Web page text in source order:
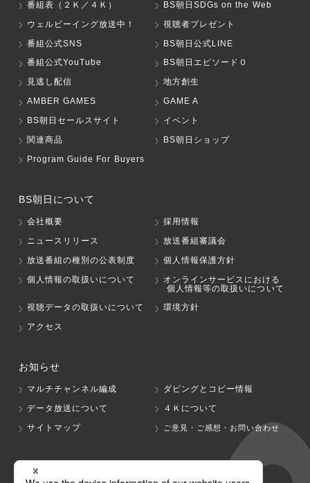
番組表（２Ｋ／４Ｋ）
BS朝日SDGs on the Web
ウェルビーイング放送中！
視聴者プレゼント
番組公式SNS
BS朝日公式LINE
番組公式YouTube
BS朝日エピソード０
見逃し配信
地方創生
AMBER GAMES
GAME A
BS朝日セールスサイト
イベント
関連商品
BS朝日ショップ
Program Guide For Buyers
BS朝日について
会社概要
採用情報
ニュースリリース
放送番組審議会
放送番組の種別の公表制度
個人情報保護方針
個人情報の取扱いについて
オンラインサービスにおける
個人情報等の取扱いについて
視聴データの取扱いについて
環境方針
アクセス
お知らせ
マルチチャンネル編成
ダビングとコピー情報
データ放送について
４Ｋについて
サイトマップ
ご意見・ご感想・お問い合わせ
グループ会社